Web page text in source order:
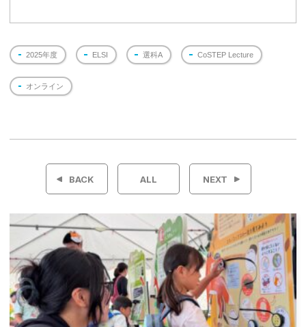
2025年度 ELSI 選科A CoSTEP Lecture
オンライン
投
ビ
ゲ
ー
シ
BACK ALL NEXT